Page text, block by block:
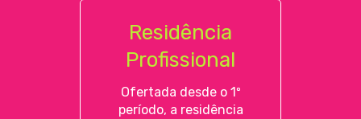
Residência
Profissional
Ofertada desde o 1º
período, a residência